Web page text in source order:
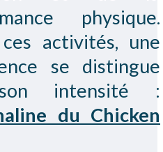
physique.
activités, une
se distingue
intensité :
du Chicken